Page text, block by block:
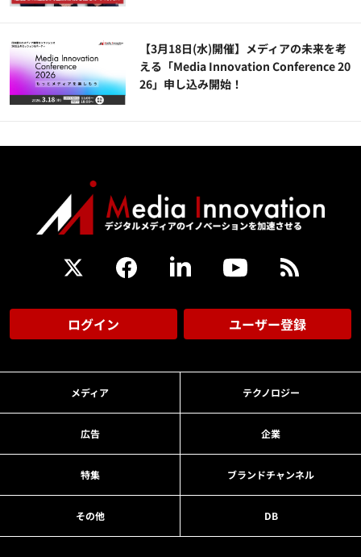
【3月18日(水)開催】メディアの未来を考
える「Media Innovation Conference 20
26」申し込み開始！
ログイン ユーザー登録
メディア テクノロジー
広告 企業
特集 ブランドチャンネル
その他 DB